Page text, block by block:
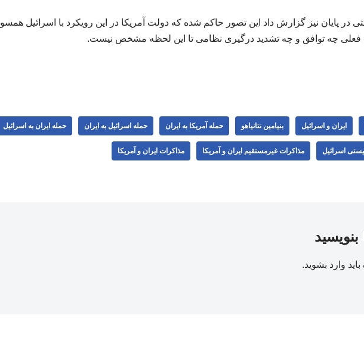
در پایان نیز گزارش داد این تصور حاکم شده که دولت آمریکا در این رویکرد با اسرائیل همسو
فعلی چه توافق و چه تشدید درگیری نظامی تا این لحظه مشخص نیست.
ایران و اسرائیل بنیامین نتانیاهو حمله آمریکا به ایران حمله اسرائیل به ایران حمله ایران به اسرائیل
اسرائیل مذاكرات غيرمستقيم ايران و آمریکا مذاکرات ایران و آمریکا
بنویسید
وارد بشوید.